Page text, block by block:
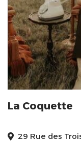
La Coquette
29 Rue des